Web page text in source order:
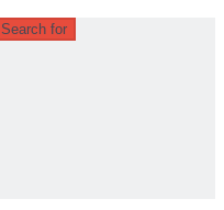
Search for